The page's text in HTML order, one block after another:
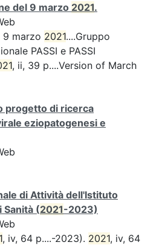
del 9 marzo 2021.
9 marzo 2021....Gruppo
PASSI e PASSI
, ii, 39 p....Version of March
progetto di ricerca
eziopatogenesi e
di Attività dell'Istituto
Sanità (2021-2023)
, iv, 64 p....-2023). 2021, iv, 64